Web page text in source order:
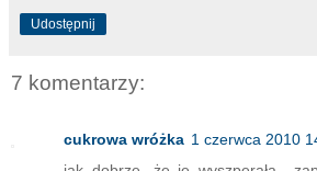
Udostępnij
7 komentarzy:
cukrowa wróżka 1 czerwca 2010